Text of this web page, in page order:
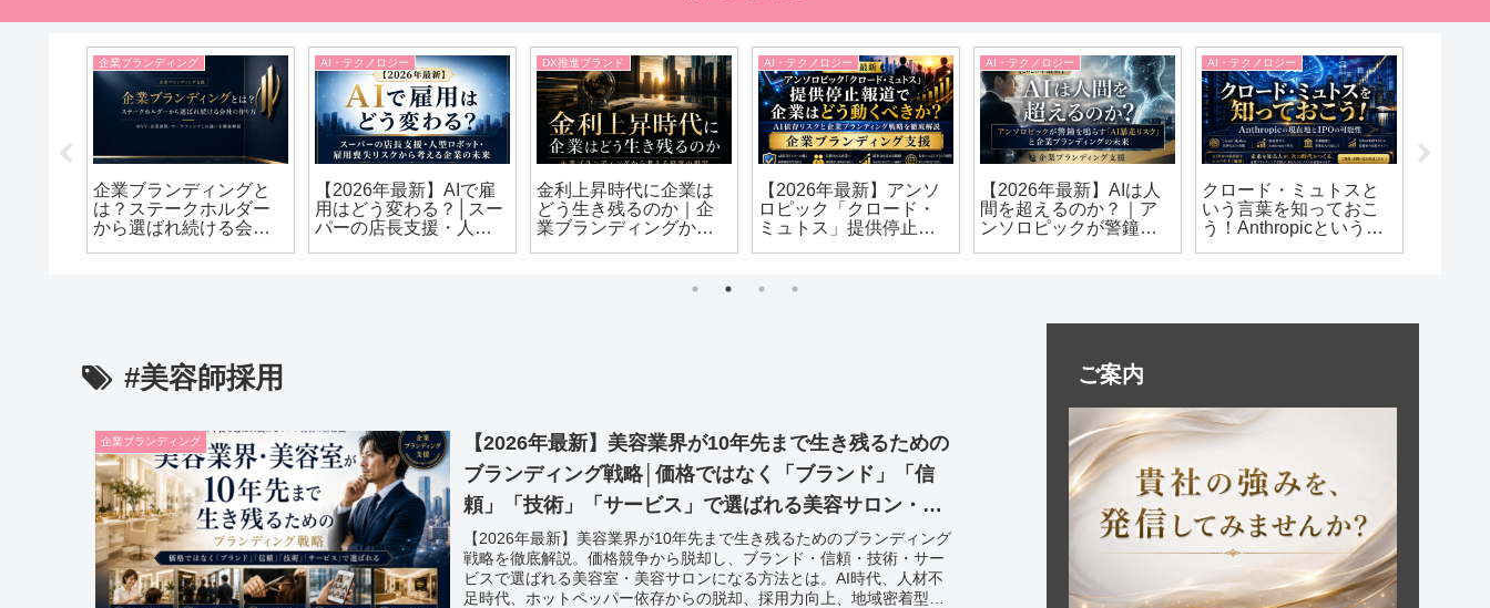
企業ブランディング
企業ブランディングと
は？ステークホルダー
から選ばれ続ける会社
AI・テクノロジー
【2026年最新】AIで雇
用はどう変わる？│スー
パーの店長支援・人型
DX推進ブランド
金利上昇時代に企業は
どう生き残るのか｜企
業ブランディングから
AI・テクノロジー
【2026年最新】アンソ
ロピック「クロード・
ミュトス」提供停止報
企業ブランディング戦
AI・テクノロジー
【2026年最新】AIは人
間を超えるのか？｜ア
ンソロピックが警鐘を
AI・テクノロジー
クロード・ミュトスと
いう言葉を知っておこ
う！Anthropicというア
#美容師採用
企業ブランディング
【2026年最新】美容業界が10年先まで生き残るための
ブランディング戦略│価格ではなく「ブランド」「信
頼」「技術」「サービス」で選ばれる美容サロン・美
容室になる方法
【2026年最新】美容業界が10年先まで生き残るためのブランディング
戦略を徹底解説。価格競争から脱却し、ブランド・信頼・技術・サー
ビスで選ばれる美容室・美容サロンになる方法とは。AI時代、人材不
足時代、ホットペッパー依存からの脱却、採用力向上、地域密着型ブ
ご案内